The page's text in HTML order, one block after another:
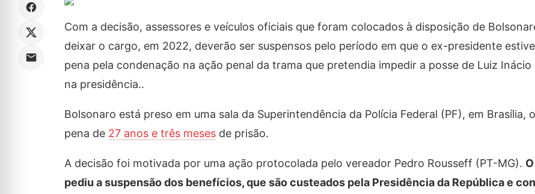
Com a decisão, assessores e veículos oficiais que foram colocados à disposição de
deixar o cargo, em 2022, deverão ser suspensos pelo período em que o ex-presidente
pena pela condenação na ação penal da trama que pretendia impedir a posse de Luiz Inácio
na presidência..
Bolsonaro está preso em uma sala da Superintendência da Polícia Federal (PF), em Brasília,
pena de 27 anos e três mesesde prisão.
A decisão foi motivada por uma ação protocolada pelo vereador Pedro Rousseff (PT-MG).
pediu a suspensão dos benefícios, que são custeados pela Presidência da República e